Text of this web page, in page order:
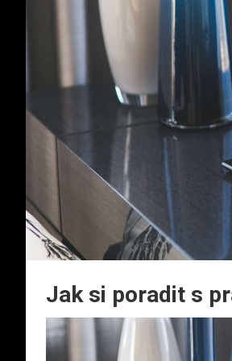
Jak si poradit s